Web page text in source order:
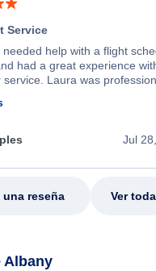
Service
needed help with a flight
had a great experience
service. Laura was
very helpful throughout the
quickly found a solution
her excellent service.
Jul
una reseña Ver
Albany